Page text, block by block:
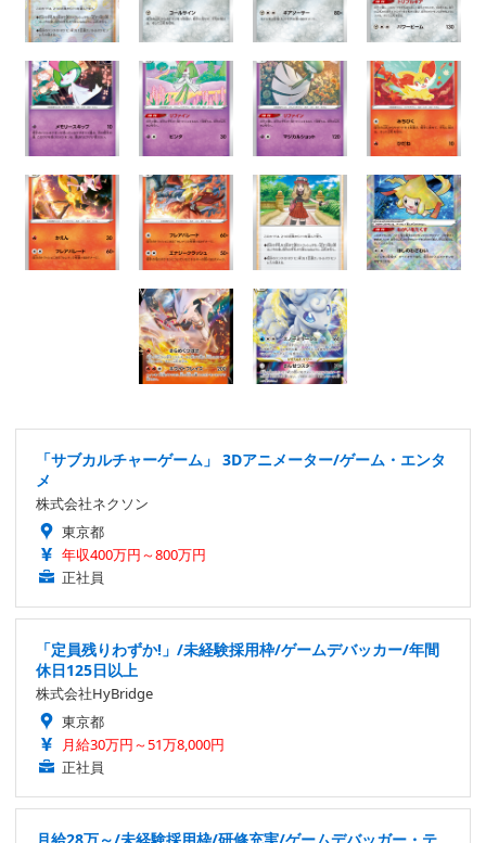
「サブカルチャーゲーム」 3Dアニメーター/ゲーム・エンタ
メ
株式会社ネクソン
東京都
年収400万円～800万円
正社員
「定員残りわずか!」/未経験採用枠/ゲームデバッカー/年間
休日125日以上
株式会社HyBridge
東京都
月給30万円～51万8,000円
正社員